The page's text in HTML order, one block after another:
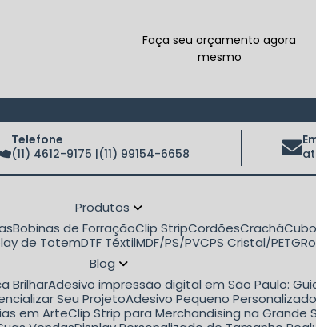
Faça seu orçamento agora
mesmo
Telefone
(11) 4612-9175 |(11) 99154-6658
Produtos
Bobinas de Forração Clip Strip Cordões Crachá
de Totem DTF Téxtil MDF/PS/PVC PS Cristal/PETG
Blog
Brilhar Adesivo impressão digital em São Paulo:
Seu Projeto Adesivo Pequeno
em Arte Clip Strip para Merchandising na